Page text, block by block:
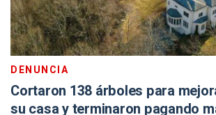
DENUNCIA
Cortaron 138 árboles para
su casa y terminaron pagando